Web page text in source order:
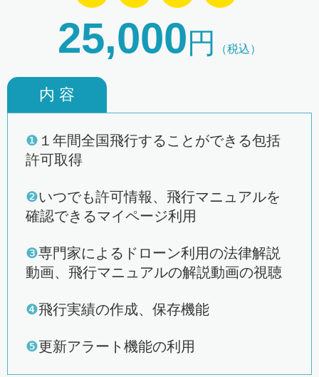
25,000 円 （税込）
内 容
❶ １年間全国飛行することができる包括
許可取得
❷いつでも許可情報、飛行マニュアルを
確認できるマイページ利用
❸専門家によるドローン利用の法律解説
動画、飛行マニュアルの解説動画の視聴
❹飛行実績の作成、保存機能
❺更新アラート機能の利用